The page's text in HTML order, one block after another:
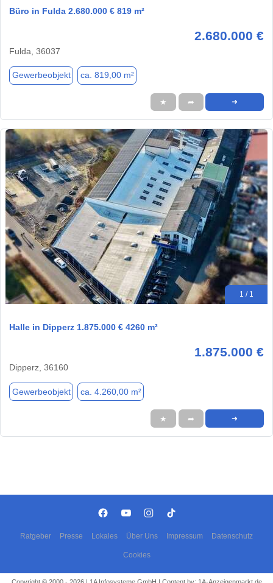
Büro in Fulda 2.680.000 € 819 m²
2.680.000 €
Fulda, 36037
Gewerbeobjekt ca. 819,00 m²
★ ➦ ➜
1 / 1
Halle in Dipperz 1.875.000 € 4260 m²
1.875.000 €
Dipperz, 36160
Gewerbeobjekt ca. 4.260,00 m²
★ ➦ ➜
Ratgeber Presse Lokales Über Uns Impressum Datenschutz
Cookies